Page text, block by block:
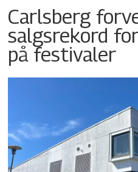
Carlsberg
salgsrekord
på festivaler